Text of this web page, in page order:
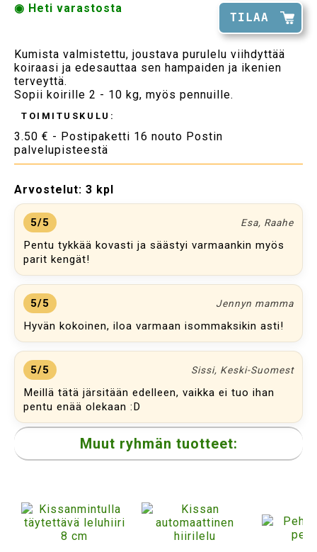
TILAA
◉ Heti varastosta
Kumista valmistettu, joustava purulelu viihdyttää
koiraasi ja edesauttaa sen hampaiden ja ikenien
terveyttä.
Sopii koirille 2 - 10 kg, myös pennuille.
TOIMITUSKULU:
3.50 € - Postipaketti 16 nouto Postin
palvelupisteestä
Arvostelut: 3 kpl
5/5 Esa, Raahe
Pentu tykkää kovasti ja säästyi varmaankin myös
parit kengät!
5/5 Jennyn mamma
Hyvän kokoinen, iloa varmaan isommaksikin asti!
5/5 Sissi, Keski-Suomest
Meillä tätä järsitään edelleen, vaikka ei tuo ihan
pentu enää olekaan :D
Muut ryhmän tuotteet: